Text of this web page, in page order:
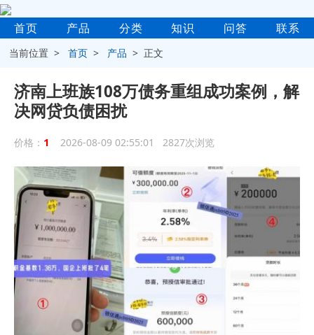
首页 产品 分类 知识 问答 联系
当前位置 >首页 > 产品 > 正文
济南上班族108万债务重组成功案例，解
决网贷负债困扰
价格： 1 2026-08-09 02:55:01 2827次浏览